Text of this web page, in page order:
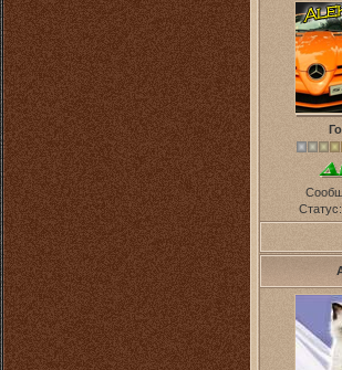
Статус: